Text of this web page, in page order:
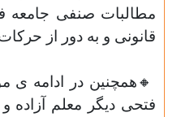
مطالبات صنفی جامعه
قانونی و به دور از
🔸همچنین در ادامه ی
فتحی دیگر معلم آزاده